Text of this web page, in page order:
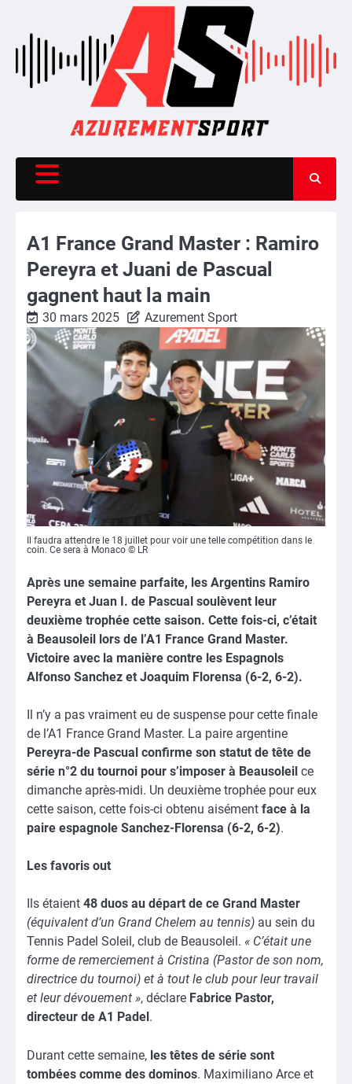
content
A1 France Grand Master : Ramiro
Pereyra et Juani de Pascual
gagnent haut la main
30 mars 2025 Azurement Sport
Il faudra attendre le 18 juillet pour voir une telle compétition dans le
coin. Ce sera à Monaco © LR
Après une semaine parfaite, les Argentins Ramiro
Pereyra et Juan I. de Pascual soulèvent leur
deuxième trophée cette saison. Cette fois-ci, c’était
à Beausoleil lors de l’A1 France Grand Master.
Victoire avec la manière contre les Espagnols
Alfonso Sanchez et Joaquim Florensa (6-2, 6-2).
Il n’y a pas vraiment eu de suspense pour cette finale
de l’A1 France Grand Master. La paire argentine
Pereyra-de Pascual confirme son statut de tête de
série n°2 du tournoi pour s’imposer à Beausoleil ce
dimanche après-midi. Un deuxième trophée pour eux
cette saison, cette fois-ci obtenu aisément face à la
paire espagnole Sanchez-Florensa (6-2, 6-2).
Les favoris out
Ils étaient 48 duos au départ de ce Grand Master
(équivalent d’un Grand Chelem au tennis) au sein du
Tennis Padel Soleil, club de Beausoleil. « C’était une
forme de remerciement à Cristina (Pastor de son nom,
directrice du tournoi) et à tout le club pour leur travail
et leur dévouement », déclare Fabrice Pastor,
directeur de A1 Padel .
Durant cette semaine, les têtes de série sont
tombées comme des dominos. Maximiliano Arce et